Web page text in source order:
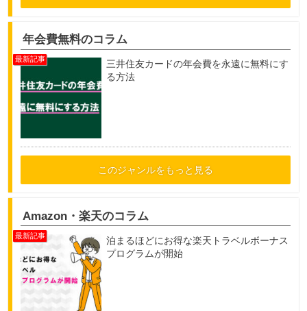
年会費無料のコラム
三井住友カードの年会費を永遠に無料にす
る方法
このジャンルをもっと見る
Amazon・楽天のコラム
泊まるほどにお得な楽天トラベルボーナス
プログラムが開始